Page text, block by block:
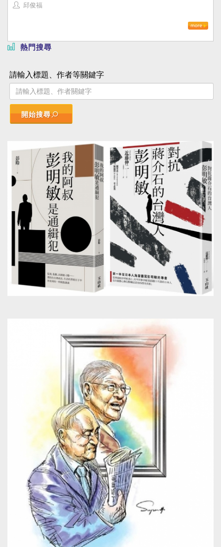
邱俊福
熱門搜尋
請輸入標題、作者等關鍵字
開始搜尋